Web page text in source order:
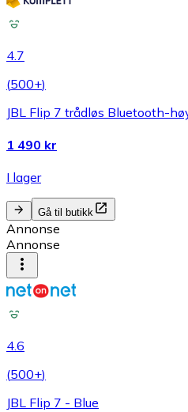
4.7
(500+)
JBL Flip 7 trådløs Bluetooth-
1 490 kr
I lager
Gå til butikk
Annonse
Annonse
4.6
(500+)
JBL Flip 7 - Blue